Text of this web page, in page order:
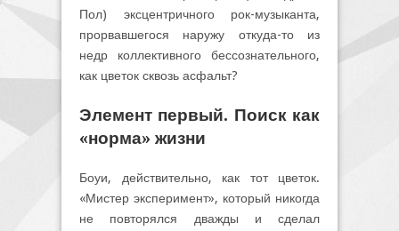
Пол) эксцентричного рок-музыканта,
прорвавшегося наружу откуда-то из
недр коллективного бессознательного,
как цветок сквозь асфальт?
Элемент первый. Поиск как
«норма» жизни
Боуи, действительно, как тот цветок.
«Мистер эксперимент», который никогда
не повторялся дважды и сделал